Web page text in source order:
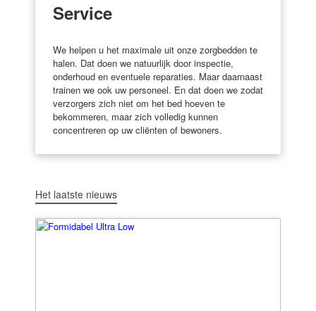
Service
We helpen u het maximale uit onze zorgbedden te
halen. Dat doen we natuurlijk door inspectie,
onderhoud en eventuele reparaties. Maar daarnaast
trainen we ook uw personeel. En dat doen we zodat
verzorgers zich niet om het bed hoeven te
bekommeren, maar zich volledig kunnen
concentreren op uw cliënten of bewoners.
Het laatste nieuws